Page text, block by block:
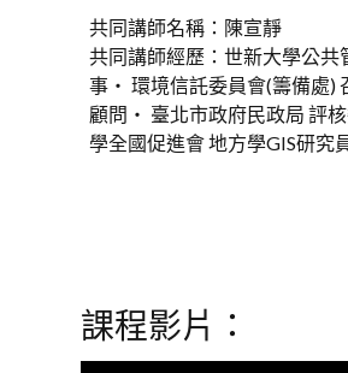
共同講師名稱：陳宣靜
共同講師經歷：世新大學公
事‧ 環境信託委員會(籌備處)
顧問‧ 臺北市政府民政局 評
學全國促進會 地方學GIS研究
課程影片：